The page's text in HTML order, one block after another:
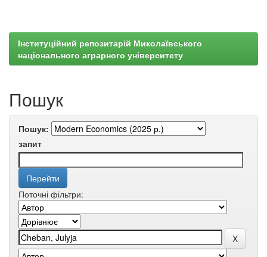
Інституційний репозитарій Миколаївського
національного аграрного університету
Пошук
Пошук:
запит
Поточні фільтри: